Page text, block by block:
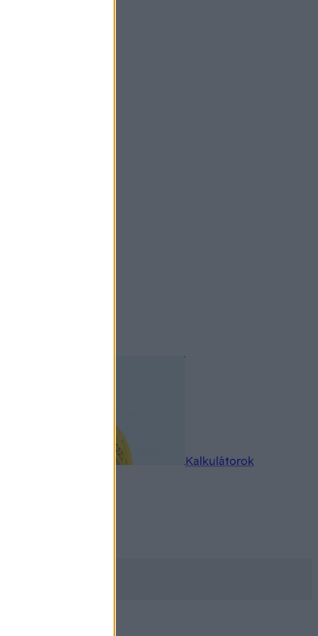
Kalkulátorok